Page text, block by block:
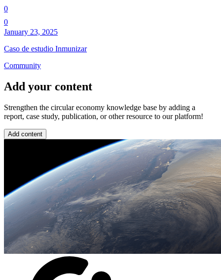
0
0
January 23, 2025
Caso de estudio Inmunizar
Community
Add your content
Strengthen the circular economy knowledge base by adding a
report, case study, publication, or other resource to our platform!
Add content